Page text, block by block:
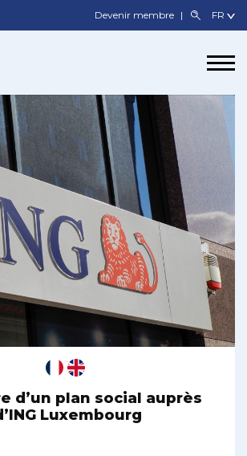
Devenir membre
d’un plan social auprès
Luxembourg